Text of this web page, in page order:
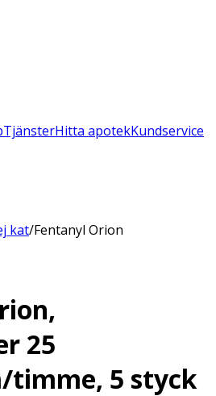
TjänsterHitta apotekKundservice
kat/Fentanyl Orion
25
5 styck